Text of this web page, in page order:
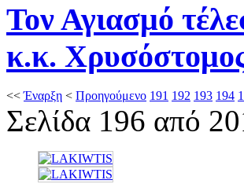
Τον Αγιασμό
κ.κ.
<<Έναρξη < Προηγούμενο 191 192 193 194
Σελίδα 196 από